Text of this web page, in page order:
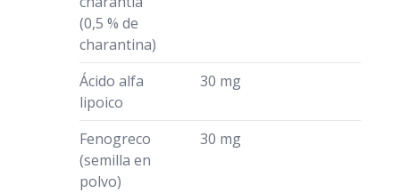
(0,5 % de
charantina)
Ácido alfa
lipoico
30 mg
Fenogreco
(semilla en
polvo)
30 mg